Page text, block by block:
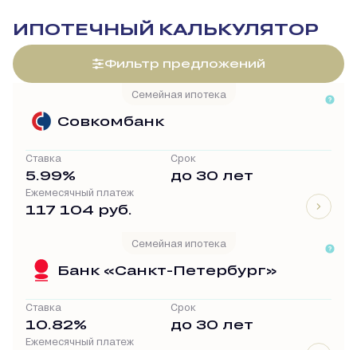
ИПОТЕЧНЫЙ КАЛЬКУЛЯТОР
Фильтр предложений
Семейная ипотека
Совкомбанк
Ставка
5.99%
Срок
до 30 лет
Ежемесячный платеж
117 104 руб.
Семейная ипотека
Банк «Санкт-Петербург»
Ставка
10.82%
Срок
до 30 лет
Ежемесячный платеж